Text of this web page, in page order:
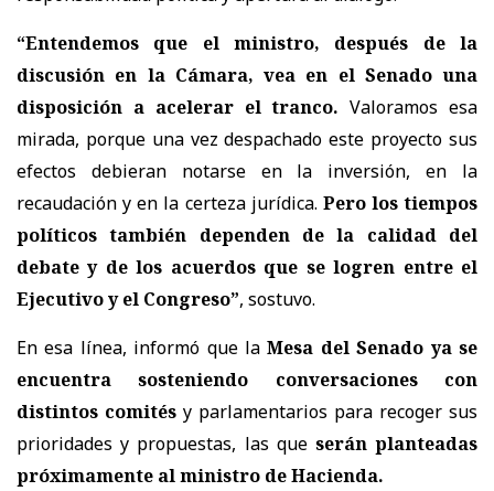
“Entendemos que el ministro, después de la
discusión en la Cámara, vea en el Senado una
disposición a acelerar el tranco. Valoramos esa
mirada, porque una vez despachado este proyecto sus
efectos debieran notarse en la inversión, en la
recaudación y en la certeza jurídica. Pero los tiempos
políticos también dependen de la calidad del
debate y de los acuerdos que se logren entre el
Ejecutivo y el Congreso”, sostuvo.
En esa línea, informó que laMesa del Senado ya se
encuentra sosteniendo conversaciones con
distintos comités y parlamentarios para recoger sus
prioridades y propuestas, las queserán planteadas
próximamente al ministro de Hacienda.